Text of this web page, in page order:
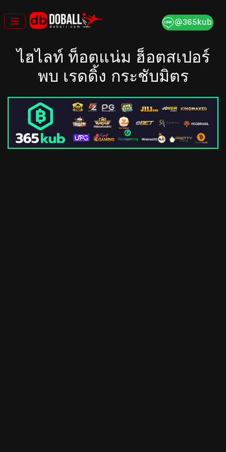
to
content
ไฮไลท์ ท็อตแน่ม ฮ็อตสเปอร์
พบ เรดดิ้ง กระชับมิตร